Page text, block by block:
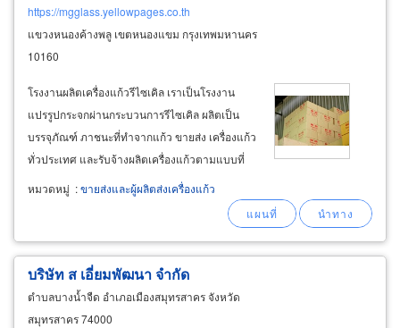
https://mgglass.yellowpages.co.th
แขวงหนองค้างพลู เขตหนองแขม กรุงเทพมหานคร
10160
โรงงานผลิตเครื่องแก้วรีไซเคิล เราเป็นโรงงาน
แปรรูปกระจกผ่านกระบวนการรีไซเคิล ผลิตเป็น
บรรจุภัณฑ์ ภาชนะที่ทำจากแก้ว ขายส่ง เครื่องแก้ว
ทั่วประเทศ และรับจ้างผลิตเครื่องแก้วตามแบบที่
ลูกค้าต้องการ ผลิตภาชนะแก้ว ผลิตจากแก้วเนื้อ
ดี ใช้สำหรับใส่เครื่องดื่ม น้ำเปล่าเย็นๆ น้ำผลไม้
หมวดหมู่ :ขายส่งและผู้ผลิตส่งเครื่องแก้ว
บริษัท ส เอี่ยมพัฒนา จำกัด
ตำบลบางน้ำจืด อำเภอเมืองสมุทรสาคร จังหวัด
สมุทรสาคร 74000